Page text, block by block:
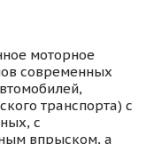
моторное
современных
транспорта) с
с
впрыском, а